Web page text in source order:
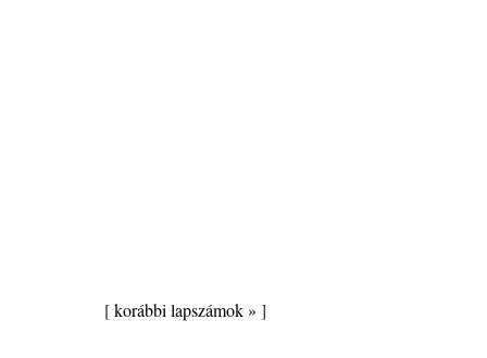
[korábbi lapszámok » ]